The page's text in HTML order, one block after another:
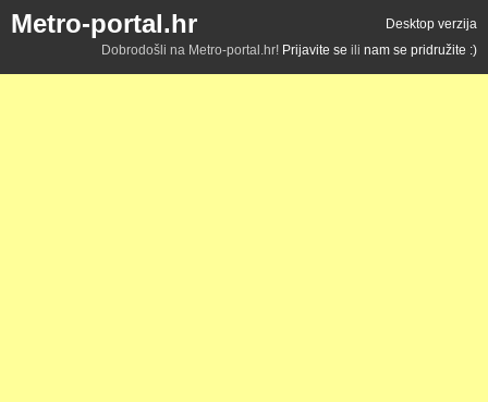
Metro-portal.hr
Desktop verzija
Dobrodošli na Metro-portal.hr! Prijavite se ili nam se pridružite :)